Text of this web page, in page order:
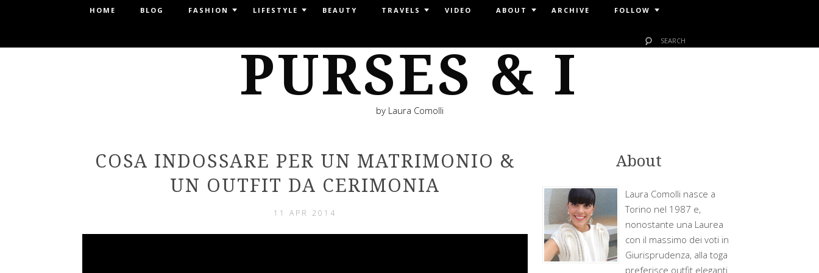
HOME BLOG FASHION LIFESTYLE BEAUTY TRAVELS VIDEO ABOUT ARCHIVE FOLLOW
PURSES & I
by Laura Comolli
COSA INDOSSARE PER UN MATRIMONIO &
UN OUTFIT DA CERIMONIA
11 APR 2014
About
Laura Comolli nasce a
Torino nel 1987 e,
nonostante una Laurea
con il massimo dei voti in
Giurisprudenza, alla toga
preferisce outfit eleganti